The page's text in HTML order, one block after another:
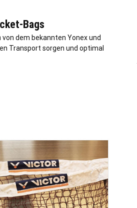
Bags
dem bekannten Yonex und
Transport sorgen und optimal